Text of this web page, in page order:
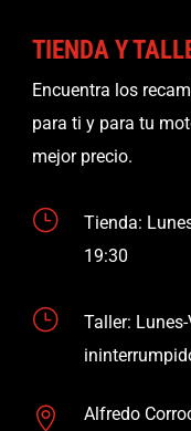
TIENDA Y
Encuentra los
para ti y para tu
mejor precio.
}
Tienda:
19:30
}
Taller:

Alfredo